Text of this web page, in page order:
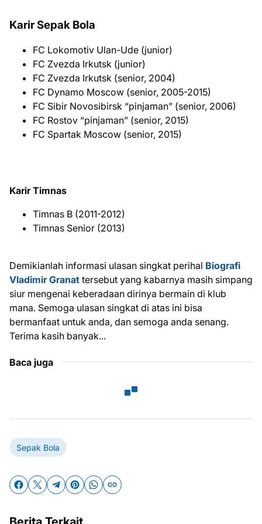
Karir Sepak Bola
FC Lokomotiv Ulan-Ude (junior)
FC Zvezda Irkutsk (junior)
FC Zvezda Irkutsk (senior, 2004)
FC Dynamo Moscow (senior, 2005-2015)
FC Sibir Novosibirsk “pinjaman” (senior, 2006)
FC Rostov “pinjaman” (senior, 2015)
FC Spartak Moscow (senior, 2015)
Karir Timnas
Timnas B (2011-2012)
Timnas Senior (2013)
Demikianlah informasi ulasan singkat perihal Biografi
Vladimir Granat tersebut yang kabarnya masih simpang
siur mengenai keberadaan dirinya bermain di klub
mana. Semoga ulasan singkat di atas ini bisa
bermanfaat untuk anda, dan semoga anda senang.
Terima kasih banyak...
Baca juga
Sepak Bola